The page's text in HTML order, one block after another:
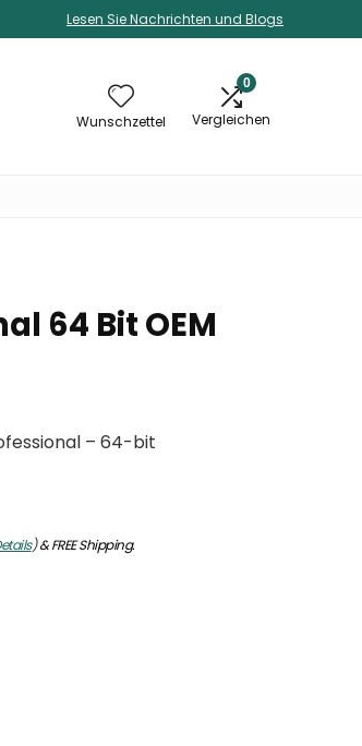
Lesen Sie Nachrichten und Blogs
Wunschzettel
0
Vergleichen
64 Bit OEM
– 64-bit
)&FREE Shipping.